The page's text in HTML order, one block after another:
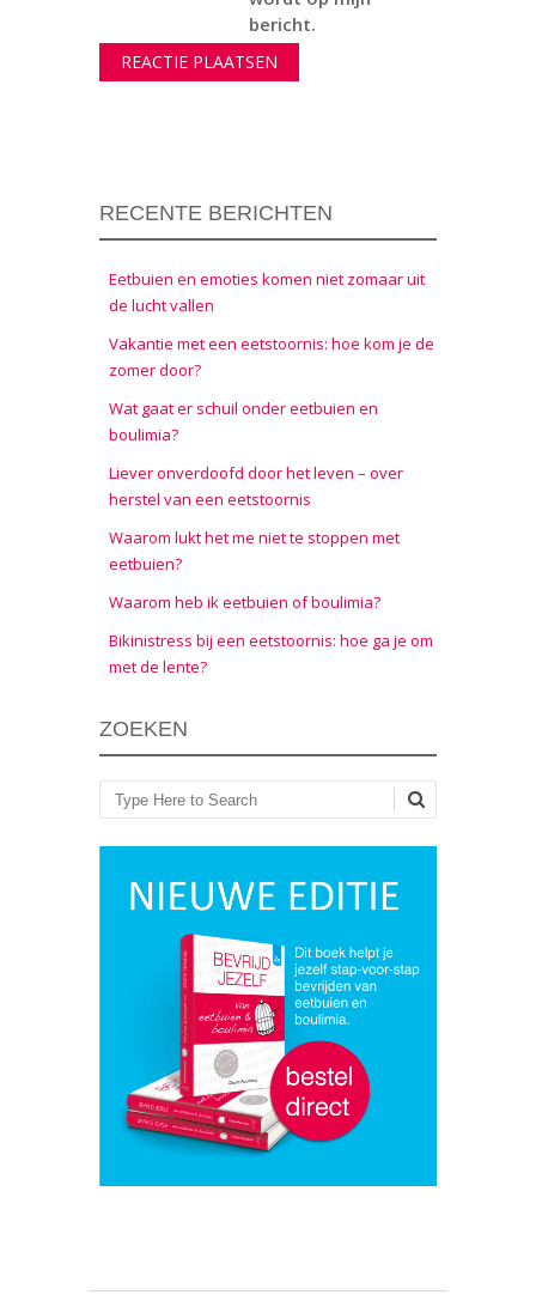
bericht.
RECENTE BERICHTEN
Eetbuien en emoties komen niet zomaar uit
de lucht vallen
Vakantie met een eetstoornis: hoe kom je de
zomer door?
Wat gaat er schuil onder eetbuien en
boulimia?
Liever onverdoofd door het leven – over
herstel van een eetstoornis
Waarom lukt het me niet te stoppen met
eetbuien?
Waarom heb ik eetbuien of boulimia?
Bikinistress bij een eetstoornis: hoe ga je om
met de lente?
ZOEKEN
Zoeken